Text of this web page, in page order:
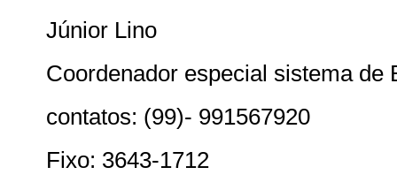
Júnior Lino
Coordenador especial sistema de
contatos: (99)- 991567920
Fixo: 3643-1712